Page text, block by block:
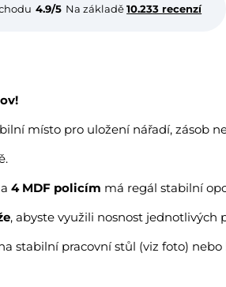
4.9/5 Na základě10.233 recenzí
místo pro uložení nářadí, zásob
a 4 MDF policím má regál stabilní
, abyste využili nosnost jednotlivých
stabilní pracovní stůl (viz foto)